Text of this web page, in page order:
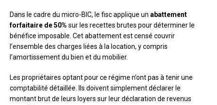
Dans le cadre du micro-BIC, le fisc applique un abattement
forfaitaire de 50% sur les recettes brutes pour déterminer le
bénéfice imposable. Cet abattement est censé couvrir
l’ensemble des charges liées à la location, y compris
l’amortissement du bien et du mobilier.
Les propriétaires optant pour ce régime n’ont pas à tenir une
comptabilité détaillée. Ils doivent simplement déclarer le
montant brut de leurs loyers sur leur déclaration de revenus